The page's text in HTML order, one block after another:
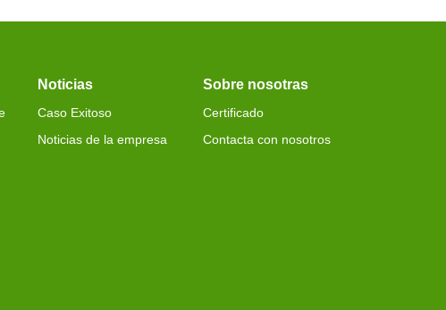
Noticias
Caso Exitoso
Noticias de la empresa
Sobre nosotras
Certificado
Contacta con nosotros